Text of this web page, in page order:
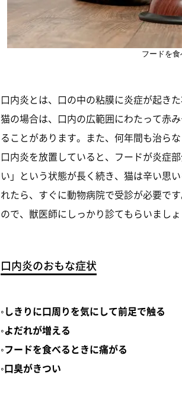
フードを
口内炎とは、口の中の粘膜に炎症が起き
猫の場合は、口内の広範囲にわたって赤
ることがあります。また、何年間も治ら
口内炎を放置していると、フードが炎症
い」という状態が長く続き、猫は辛い思
れたら、すぐに動物病院で受診が必要で
ので、獣医師にしっかり診てもらいまし
口内炎のおもな症状
◦しきりに口周りを気にして前足で触る
◦よだれが増える
◦フードを食べるときに痛がる
◦口臭がきつい